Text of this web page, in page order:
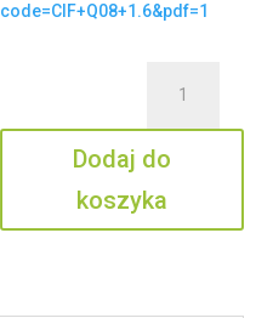
code=CIF+Q08+1.6&pdf=1
Q08
1.6
Dodaj do
koszyka